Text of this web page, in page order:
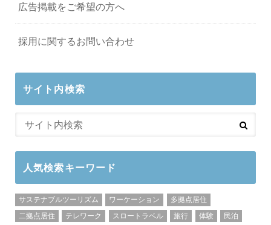
広告掲載をご希望の方へ
採用に関するお問い合わせ
サイト内検索
人気検索キーワード
サステナブルツーリズム ワーケーション
多拠点居住
二拠点居住
テレワーク スロートラベル 旅行 体験
民泊